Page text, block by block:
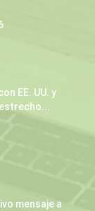
EE. UU. y
mensaje a